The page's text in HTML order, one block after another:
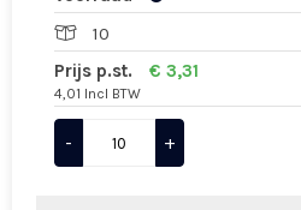
10
Prijs p.st.
€ 3,31
4,01 Incl BTW
- +